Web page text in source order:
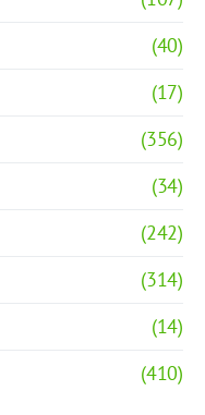
(40)
(17)
(356)
(34)
(242)
(314)
(14)
(410)